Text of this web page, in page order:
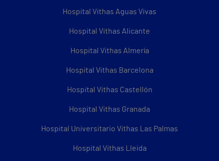
Hospital Vithas Aguas Vivas
Hospital Vithas Alicante
Hospital Vithas Almería
Hospital Vithas Barcelona
Hospital Vithas Castellón
Hospital Vithas Granada
Hospital Universitario Vithas Las Palmas
Hospital Vithas Lleida